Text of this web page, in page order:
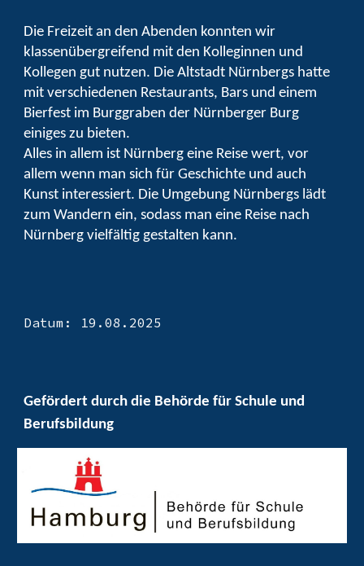
Die Freizeit an den Abenden konnten wir
klassenübergreifend mit den Kolleginnen und
Kollegen gut nutzen. Die Altstadt Nürnbergs hatte
mit verschiedenen Restaurants, Bars und einem
Bierfest im Burggraben der Nürnberger Burg
einiges zu bieten.
Alles in allem ist Nürnberg eine Reise wert, vor
allem wenn man sich für Geschichte und auch
Kunst interessiert. Die Umgebung Nürnbergs lädt
zum Wandern ein, sodass man eine Reise nach
Nürnberg vielfältig gestalten kann.
Datum: 19.08.2025
Gefördert durch die Behörde für Schule und
Berufsbildung